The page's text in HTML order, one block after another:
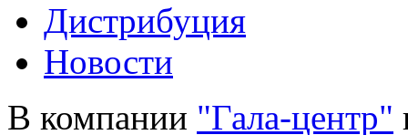
Дистрибуция
Новости
В компании "Гала-центр"